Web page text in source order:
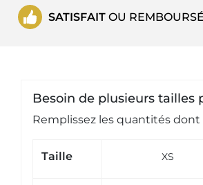
SATISFAITOU REMBOURSÉ
Besoin de plusieurs tailles
Remplissez les quantités
Taille XS